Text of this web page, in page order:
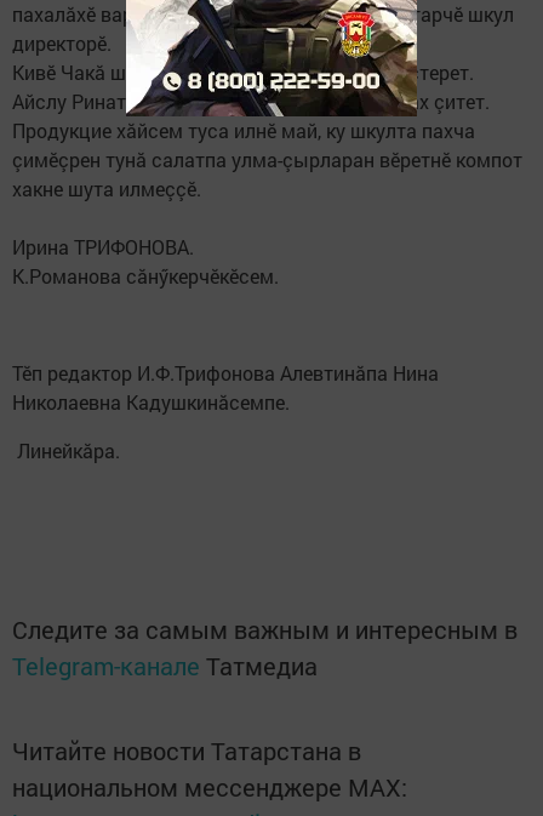
пахалăхӗ вара чылай çӳллӗ шайра, – ăнлантарчӗ шкул
директорӗ.
Кивӗ Чакă шкулӗ хăй те пахча çимӗç акса ӳстерет.
Айслу Ринатовна сăмахӗсемпе, хӗл каçмалăх çитет.
Продукцие хăйсем туса илнӗ май, ку шкулта пахча
çимӗçрен тунă салатпа улма-çырларан вӗретнӗ компот
хакне шута илмеççӗ. ​
Ирина ТРИФОНОВА.
К.Романова сăнӳкерчӗкӗсем.
Тӗп редактор И.Ф.Трифонова Алевтинăпа Нина
Николаевна Кадушкинăсемпе.
​ Линейкăра.
Следите за самым важным и интересным в
Telegram-канале Татмедиа
Читайте новости Татарстана в
национальном мессенджере MАХ: